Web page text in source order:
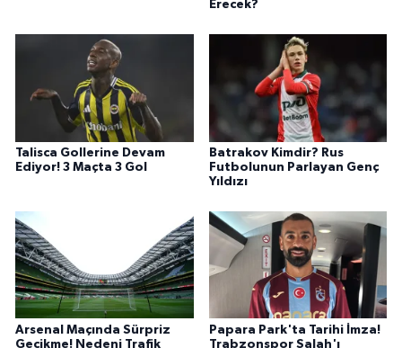
Erecek?
Talisca Gollerine Devam
Ediyor! 3 Maçta 3 Gol
Batrakov Kimdir? Rus
Futbolunun Parlayan Genç
Yıldızı
Arsenal Maçında Sürpriz
Gecikme! Nedeni Trafik
Papara Park'ta Tarihi İmza!
Trabzonspor Salah'ı